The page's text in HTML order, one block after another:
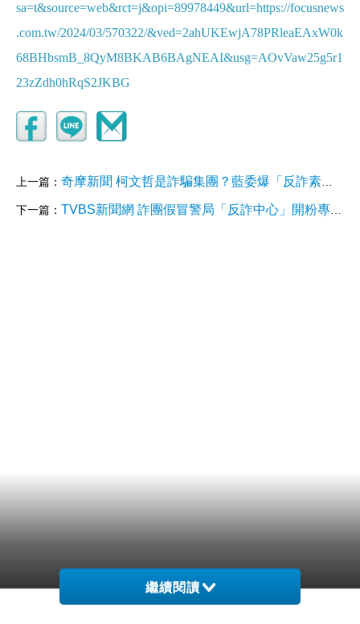
sa=t&source=web&rct=j&opi=89978449&url=https://focusnews
.com.tw/2024/03/570322/&ved=2ahUKEwjA78PRleaEAxW0k
68BHbsmB_8QyM8BKAB6BAgNEAI&usg=AOvVaw25g5r1
23zZdh0hRqS2JKBG
上一篇： 奇摩新聞 柯文哲是詐騙集團？藍委爆「反詐素材」有競選音檔 38 分鐘前
下一篇： TVBS新聞網 詐團假冒警局「反詐中心」開粉專！鄉民氣笑了：無法無天
繼續閱讀